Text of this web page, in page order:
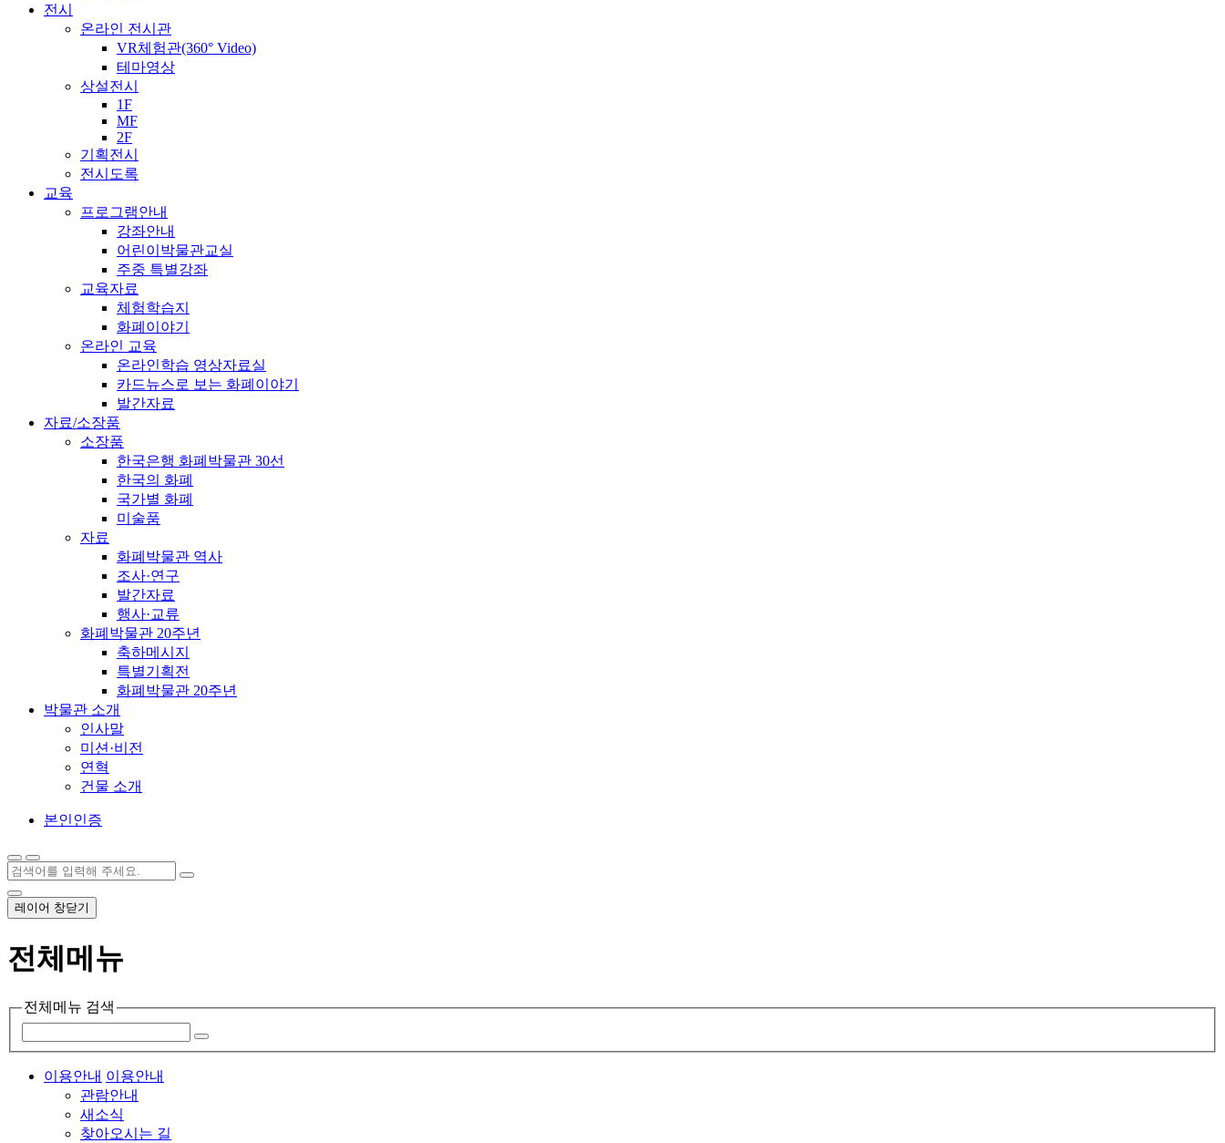
전시
온라인 전시관
VR체험관(360° Video)
테마영상
상설전시
1F
MF
2F
기획전시
전시도록
교육
프로그램안내
강좌안내
어린이박물관교실
주중 특별강좌
교육자료
체험학습지
화폐이야기
온라인 교육
온라인학습 영상자료실
카드뉴스로 보는 화폐이야기
발간자료
자료/소장품
소장품
한국은행 화폐박물관 30선
한국의 화폐
국가별 화폐
미술품
자료
화폐박물관 역사
조사·연구
발간자료
행사·교류
화폐박물관 20주년
축하메시지
특별기획전
화폐박물관 20주년
박물관 소개
인사말
미션·비전
연혁
건물 소개
본인인증
레이어 창닫기
전체메뉴
전체메뉴 검색
이용안내 이용안내
관람안내
새소식
찾아오시는 길